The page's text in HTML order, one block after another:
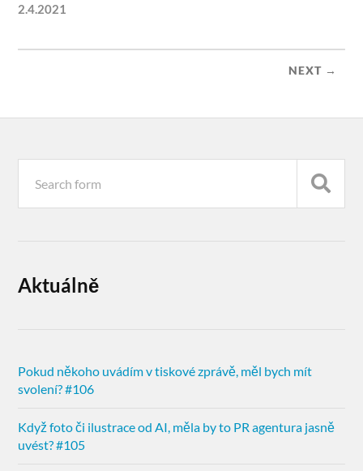
2.4.2021
NEXT →
Aktuálně
Pokud někoho uvádím v tiskové zprávě, měl bych mít
svolení? #106
Když foto či ilustrace od AI, měla by to PR agentura jasně
uvést? #105